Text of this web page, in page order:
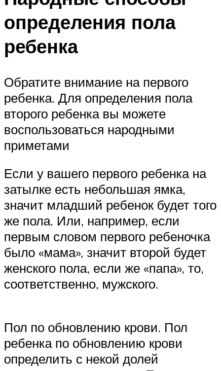
определения пола
ребенка
Обратите внимание на первого
ребенка. Для определения пола
второго ребенка вы можете
воспользоваться народными
приметами
Если у вашего первого ребенка на
затылке есть небольшая ямка,
значит младший ребенок будет того
же пола. Или, например, если
первым словом первого ребеночка
было «мама», значит второй будет
женского пола, если же «папа», то,
соответственно, мужского.
Пол по обновлению крови. Пол
ребенка по обновлению крови
определить с некой долей